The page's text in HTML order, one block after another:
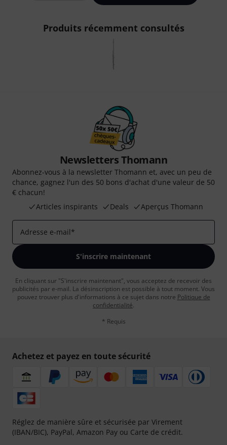
Produits récemment consultés
Newsletters Thomann
Abonnez-vous à la newsletter Thomann et, avec un peu de
chance, gagnez l'un des 50 bons d'achat d'une valeur de 50
€ chacun!
Articles inspirants
Deals Aperçus Thomann
Adresse e-mail*
S'inscrire maintenant
En cliquant sur "S'inscrire maintenant", vous acceptez de recevoir des
publicités par e-mail. La désinscription est possible à tout moment. Vous
pouvez trouver plus d'informations à ce sujet dans notre Politique de
confidentialité.
* Requis
Achetez et payez en toute sécurité
Réglez de manière sûre et sécurisée par Virement
(IBAN/BIC), PayPal, Amazon Pay ou Carte de crédit.